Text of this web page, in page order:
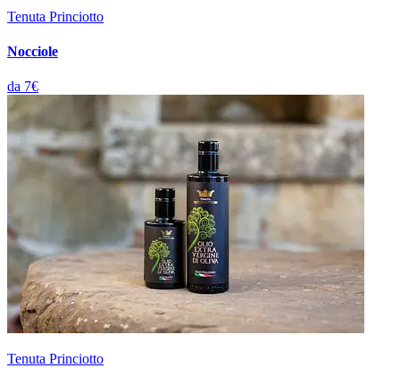
Tenuta Princiotto
Nocciole
da 7€
Tenuta Princiotto